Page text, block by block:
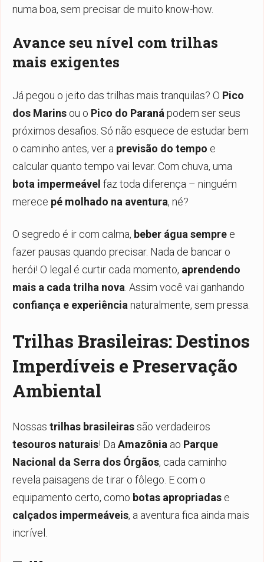
numa boa, sem precisar de muito know-how.
Avance seu nível com trilhas
mais exigentes
Já pegou o jeito das trilhas mais tranquilas? O Pico
dos Marins ou o Pico do Paraná podem ser seus
próximos desafios. Só não esquece de estudar bem
o caminho antes, ver a previsão do tempo e
calcular quanto tempo vai levar. Com chuva, uma
bota impermeável faz toda diferença – ninguém
merece pé molhado na aventura, né?
O segredo é ir com calma, beber água sempre e
fazer pausas quando precisar. Nada de bancar o
herói! O legal é curtir cada momento, aprendendo
mais a cada trilha nova . Assim você vai ganhando
confiança e experiência naturalmente, sem pressa.
Trilhas Brasileiras: Destinos
Imperdíveis e Preservação
Ambiental
Nossas trilhas brasileirassão verdadeiros
tesouros naturais! Da Amazônia ao Parque
Nacional da Serra dos Órgãos, cada caminho
revela paisagens de tirar o fôlego. E com o
equipamento certo, como botas apropriadas e
calçados impermeáveis, a aventura fica ainda mais
incrível.